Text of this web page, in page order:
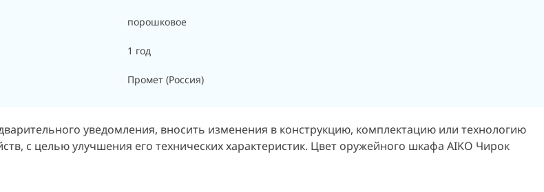
порошковое
1 год
Промет (Россия)
уведомления, вносить изменения в конструкцию, комплектацию или технологию
с целью улучшения его технических характеристик. Цвет оружейного шкафа AIKO Чирок